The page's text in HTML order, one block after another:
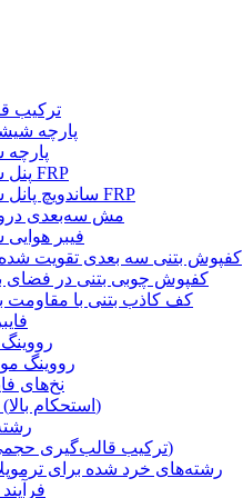
ترکیب
پارچه
پنل سه بعدی FRP
ساندویچ پانل سه بعدی FRP
مش سه‌بعدی
فیبر
کفپوش بتنی سه بعدی تقویت شده
کفپوش چوبی بتنی در فضای
کف کاذب بتنی با مقاومت
رووینگ
نخ‌های
الیاف شیشه S (استحکام بالا)
BMC (ترکیب قالب‌گیری حجمی)
رشته‌های خرد شده برای